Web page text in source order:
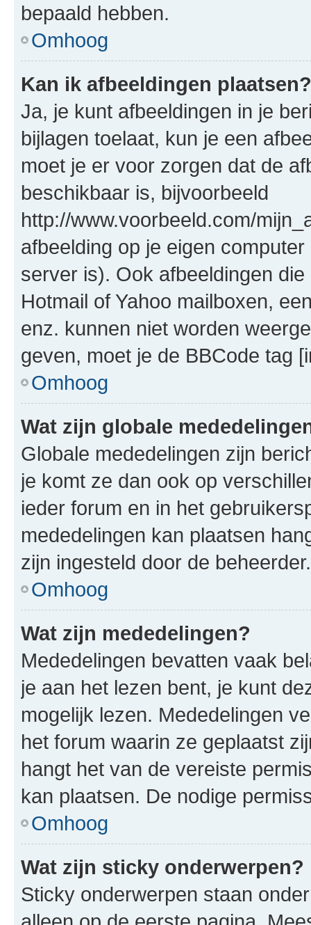
bepaald hebben.
Omhoog
Kan ik afbeeldingen plaatsen?
Ja, je kunt afbeeldingen in je
bijlagen toelaat, kun je een
moet je er voor zorgen dat de
beschikbaar is, bijvoorbeeld
http://www.voorbeeld.com/
afbeelding op je eigen
server is). Ook afbeeldingen
Hotmail of Yahoo mailboxen,
enz. kunnen niet worden
geven, moet je de BBCode tag
Omhoog
Wat zijn globale
Globale mededelingen zijn
je komt ze dan ook op
ieder forum en in het
mededelingen kan plaatsen
zijn ingesteld door de beheerder.
Omhoog
Wat zijn mededelingen?
Mededelingen bevatten vaak
je aan het lezen bent, je kunt
mogelijk lezen. Mededelingen
het forum waarin ze geplaatst
hangt het van de vereiste
kan plaatsen. De nodige
Omhoog
Wat zijn sticky onderwerpen?
Sticky onderwerpen staan